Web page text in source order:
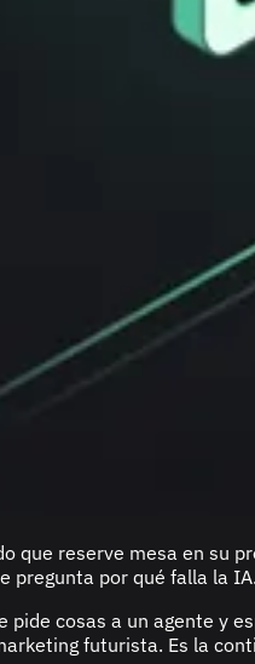
que reserve mesa en
por qué falla la
cosas a un agente y
futurista. Es la